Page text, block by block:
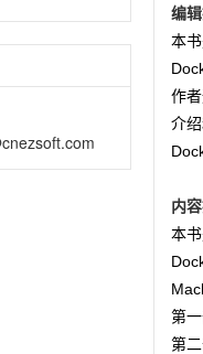
编
本
作
介
内
本
第
第